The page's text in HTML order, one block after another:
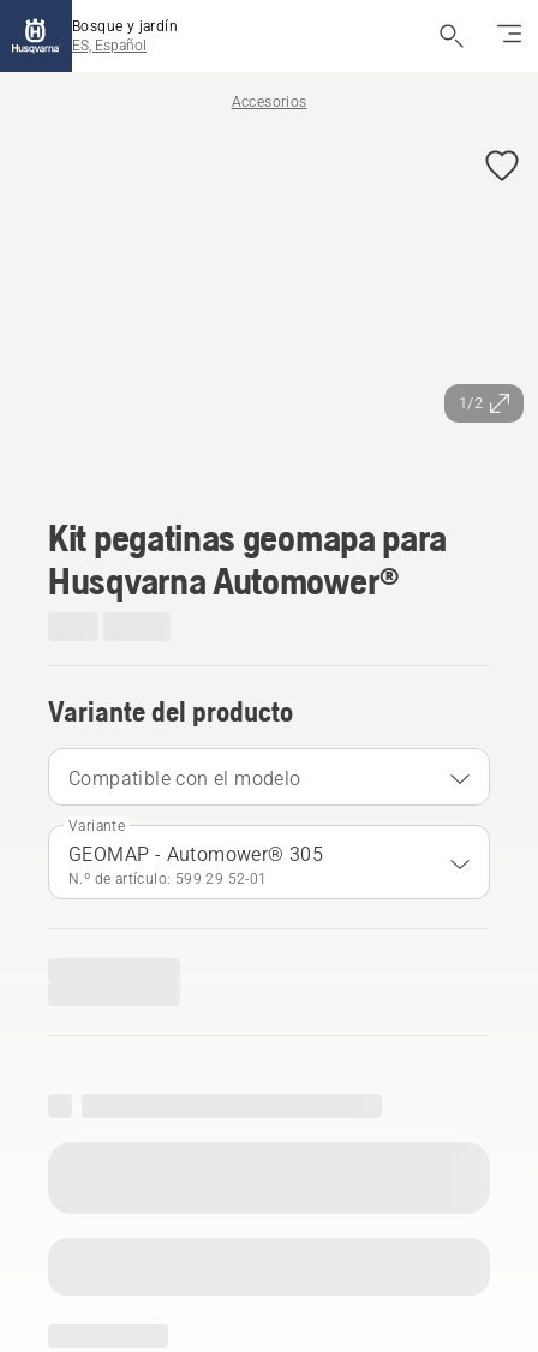
Bosque y jardín
ES, Español
Accesorios
1/2
Kit pegatinas geomapa para
Husqvarna Automower®
Variante del producto
Compatible con el modelo
Variante
GEOMAP - Automower® 305
N.º de artículo: 599 29 52‑01